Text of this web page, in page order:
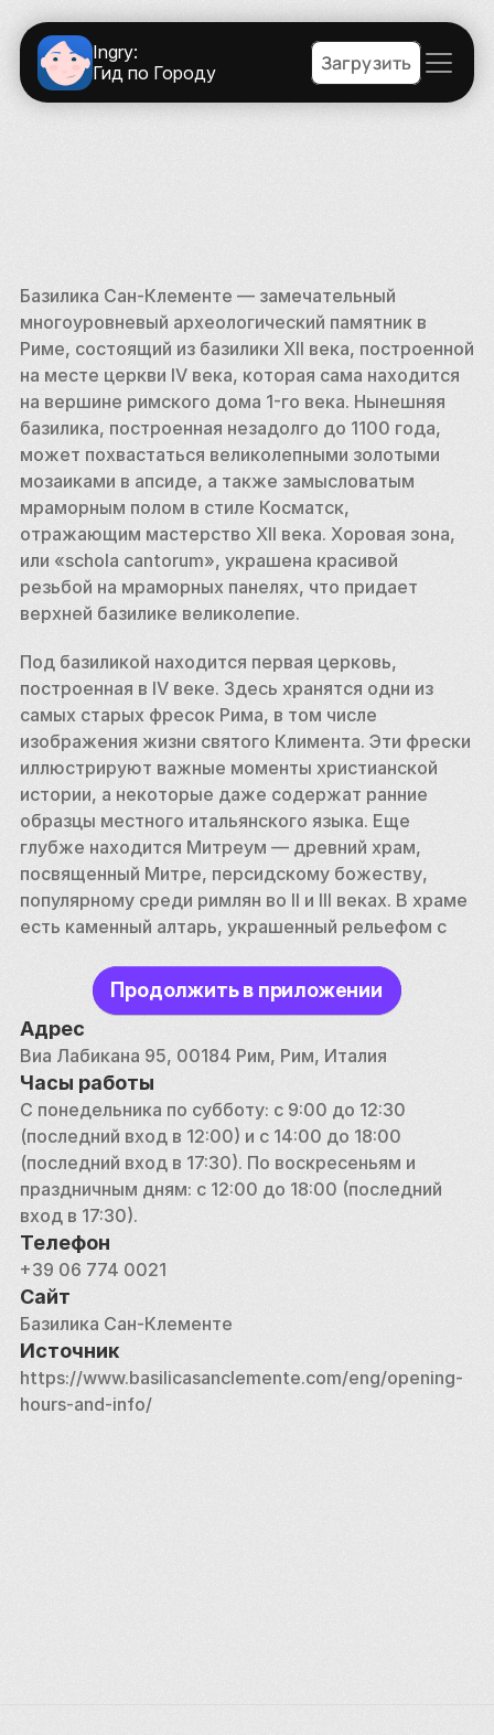
Ingry:
Гид по Городу
Загрузить
Базилика Сан-Клементе — замечательный
многоуровневый археологический памятник в
Риме, состоящий из базилики XII века, построенной
на месте церкви IV века, которая сама находится
на вершине римского дома 1-го века. Нынешняя
базилика, построенная незадолго до 1100 года,
может похвастаться великолепными золотыми
мозаиками в апсиде, а также замысловатым
мраморным полом в стиле Косматск,
отражающим мастерство XII века. Хоровая зона,
или «schola cantorum», украшена красивой
резьбой на мраморных панелях, что придает
верхней базилике великолепие.
Под базиликой находится первая церковь,
построенная в IV веке. Здесь хранятся одни из
самых старых фресок Рима, в том числе
изображения жизни святого Климента. Эти фрески
иллюстрируют важные моменты христианской
истории, а некоторые даже содержат ранние
образцы местного итальянского языка. Еще
глубже находится Митреум — древний храм,
посвященный Митре, персидскому божеству,
популярному среди римлян во II и III веках. В храме
есть каменный алтарь, украшенный рельефом с
скамейками, на которых молящиеся собирались во
время церемоний.
С XVII века базилика Сан-Клементе находится под
опекой ирландских доминиканцев, которые стали
инициаторами раскопок, в ходе которых были
обнаружены многочисленные исторические слои
этого места. В ходе раскопок были обнаружены
не только Митреум, но и остатки более ранних
римских построек, таких как промышленное
здание, которое, возможно, служило
императорским монетным двором. Посетители
могут исследовать эти археологические чудеса,
чтобы получить представление о различных
этапах истории Рима.
Продолжить в приложении
Адрес
Виа Лабикана 95, 00184 Рим, Рим, Италия
Часы работы
С понедельника по субботу: с 9:00 до 12:30
(последний вход в 12:00) и с 14:00 до 18:00
(последний вход в 17:30). По воскресеньям и
праздничным дням: с 12:00 до 18:00 (последний
вход в 17:30).
Телефон
+39 06 774 0021
Сайт
Базилика Сан-Клементе
Источник
https://www.basilicasanclemente.com/eng/opening-
hours-and-info/